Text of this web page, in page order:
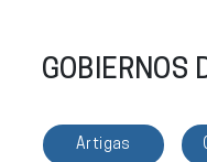
GOBIERNOS
Artigas